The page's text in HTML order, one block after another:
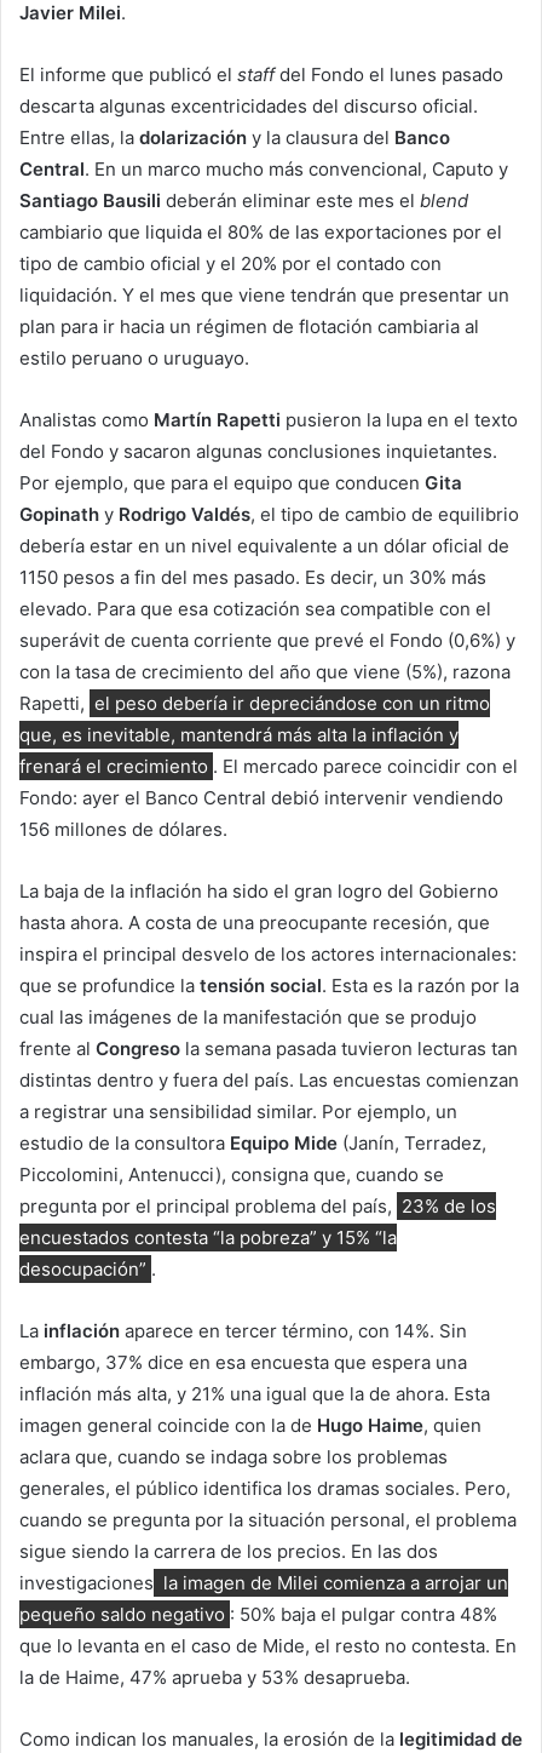
Javier Milei.
El informe que publicó el staffdel Fondo el lunes pasado
descarta algunas excentricidades del discurso oficial.
Entre ellas, la dolarización y la clausura del Banco
Central. En un marco mucho más convencional, Caputo y
Santiago Bausili deberán eliminar este mes el blend
cambiario que liquida el 80% de las exportaciones por el
tipo de cambio oficial y el 20% por el contado con
liquidación. Y el mes que viene tendrán que presentar un
plan para ir hacia un régimen de flotación cambiaria al
estilo peruano o uruguayo.
Analistas como Martín Rapetti pusieron la lupa en el texto
del Fondo y sacaron algunas conclusiones inquietantes.
Por ejemplo, que para el equipo que conducen Gita
Gopinath y Rodrigo Valdés, el tipo de cambio de equilibrio
debería estar en un nivel equivalente a un dólar oficial de
1150 pesos a fin del mes pasado. Es decir, un 30% más
elevado. Para que esa cotización sea compatible con el
superávit de cuenta corriente que prevé el Fondo (0,6%) y
con la tasa de crecimiento del año que viene (5%), razona
Rapetti, el peso debería ir depreciándose con un ritmo
que, es inevitable, mantendrá más alta la inflación y
frenará el crecimiento . El mercado parece coincidir con el
Fondo: ayer el Banco Central debió intervenir vendiendo
156 millones de dólares.
La baja de la inflación ha sido el gran logro del Gobierno
hasta ahora. A costa de una preocupante recesión, que
inspira el principal desvelo de los actores internacionales:
que se profundice la tensión social. Esta es la razón por la
cual las imágenes de la manifestación que se produjo
frente al Congreso la semana pasada tuvieron lecturas tan
distintas dentro y fuera del país. Las encuestas comienzan
a registrar una sensibilidad similar. Por ejemplo, un
estudio de la consultora Equipo Mide (Janín, Terradez,
Piccolomini, Antenucci), consigna que, cuando se
pregunta por el principal problema del país, 23% de los
encuestados contesta “la pobreza” y 15% “la
desocupación” .
La inflación aparece en tercer término, con 14%. Sin
embargo, 37% dice en esa encuesta que espera una
inflación más alta, y 21% una igual que la de ahora. Esta
imagen general coincide con la de Hugo Haime, quien
aclara que, cuando se indaga sobre los problemas
generales, el público identifica los dramas sociales. Pero,
cuando se pregunta por la situación personal, el problema
sigue siendo la carrera de los precios. En las dos
investigaciones la imagen de Milei comienza a arrojar un
pequeño saldo negativo : 50% baja el pulgar contra 48%
que lo levanta en el caso de Mide, el resto no contesta. En
la de Haime, 47% aprueba y 53% desaprueba.
Como indican los manuales, la erosión de la legitimidad de